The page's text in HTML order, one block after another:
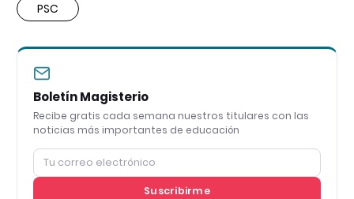
PSC
Boletín Magisterio
Recibe gratis cada semana nuestros titulares con las
noticias más importantes de educación
Suscribirme